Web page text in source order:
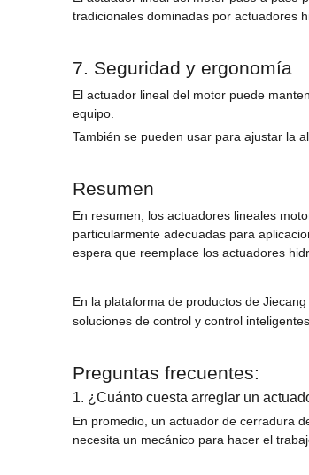
tradicionales dominadas por actuadores
7. Seguridad y ergonomía
El actuador lineal del motor puede
equipo.
También se pueden usar para ajustar la
Resumen
En resumen, los actuadores lineales
particularmente adecuadas para
espera que reemplace los actuadores
En la plataforma de productos de
soluciones de control y control
Preguntas frecuentes:
1. ¿Cuánto cuesta arreglar un
En promedio, un actuador de cerradura
necesita un mecánico para hacer el